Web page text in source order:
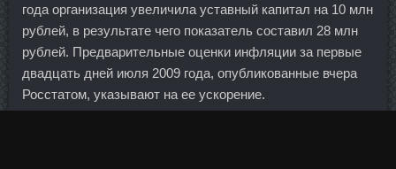
года организация увеличила уставный капитал на 10 млн
рублей, в результате чего показатель составил 28 млн
рублей. Предварительные оценки инфляции за первые
двадцать дней июля 2009 года, опубликованные вчера
Росстатом, указывают на ее ускорение.